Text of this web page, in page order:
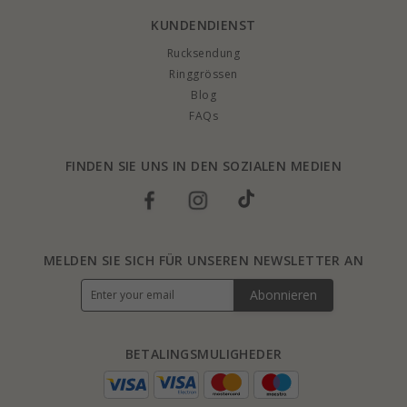
KUNDENDIENST
Rucksendung
Ringgrössen
Blog
FAQs
FINDEN SIE UNS IN DEN SOZIALEN MEDIEN
BETALINGSMULIGHEDER
MELDEN SIE SICH FÜR UNSEREN NEWSLETTER AN
Abonnieren